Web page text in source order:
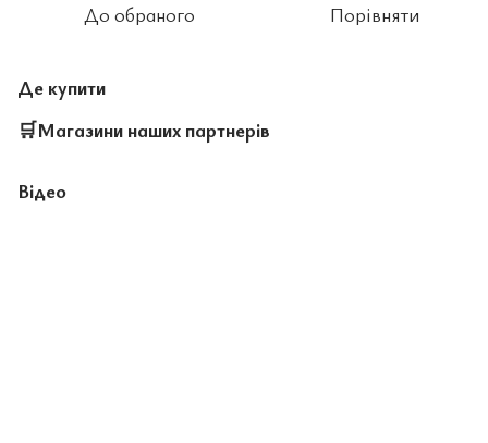
До обраного Порівняти
Де купити
🛒Магазини наших партнерів
Відео